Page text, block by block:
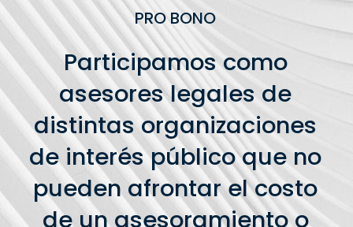
PRO BONO
Participamos como
asesores legales de
distintas organizaciones
de interés público que no
pueden afrontar el costo
de un asesoramiento o